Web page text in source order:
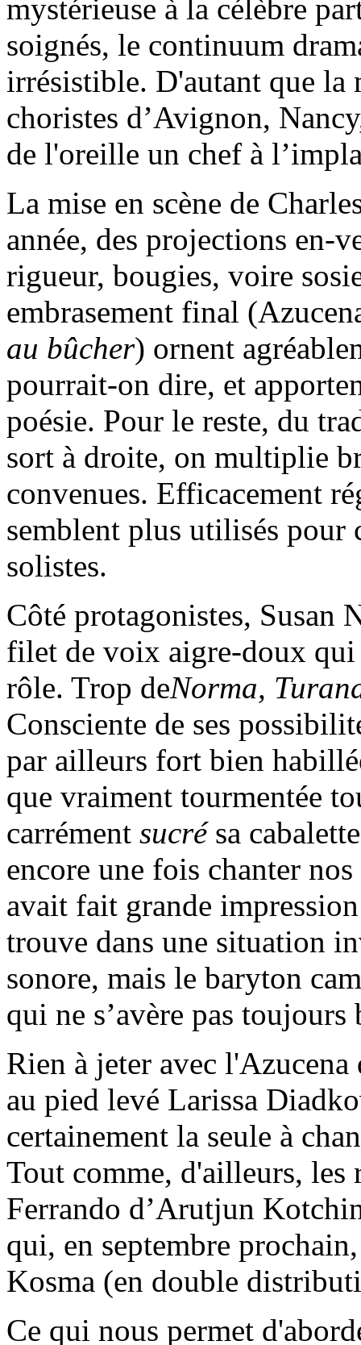
mystérieuse à la célèbre
soignés, le continuum
irrésistible. D'autant que la
choristes d’Avignon,
de l'oreille un chef à
La mise en scène de
année, des projections en-
rigueur, bougies, voire
embrasement final
au bûcher) ornent
pourrait-on dire, et
poésie. Pour le reste, du
sort à droite, on multiplie
convenues. Efficacement
semblent plus utilisés pour
solistes.
Côté protagonistes, Susan
filet de voix aigre-doux qui
rôle. Trop deNorma,
Consciente de ses
par ailleurs fort bien
que vraiment tourmentée
carrément sucrésa
encore une fois chanter
avait fait grande
trouve dans une situation
sonore, mais le baryton
qui ne s’avère pas toujours
Rien à jeter avec
au pied levé Larissa
certainement la seule à
Tout comme, d'ailleurs, les
Ferrando d’Arutjun
qui, en septembre
Kosma (en double
Ce qui nous permet